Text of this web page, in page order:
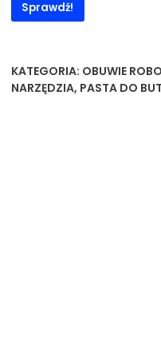
Sprawdź!
KATEGORIA: OBUWIE
NARZĘDZIA, PASTA DO